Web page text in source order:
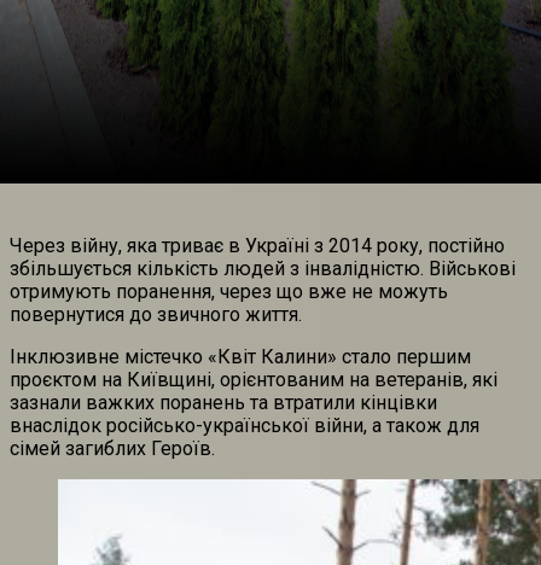
Через війну, яка триває в Україні з 2014 року, постійно
збільшується кількість людей з інвалідністю. Військові
отримують поранення, через що вже не можуть
повернутися до звичного життя.
Інклюзивне містечко «Квіт Калини» стало першим
проєктом на Київщині, орієнтованим на ветеранів, які
зазнали важких поранень та втратили кінцівки
внаслідок російсько-української війни, а також для
сімей загиблих Героїв.